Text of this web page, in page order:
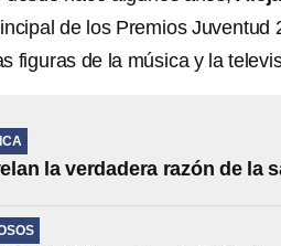
de los Premios Juventud
figuras de la música y la
la verdadera razón de la